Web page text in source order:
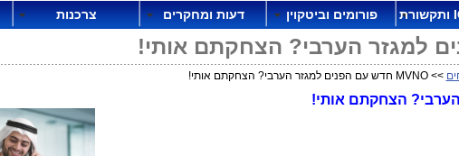
פורומים וביטקוין דעות ומחקרים צרכנות
>> MVNO חדש עם הפנים למגזר הערבי? הצחקתם אותי!
הצחקתם אותי!